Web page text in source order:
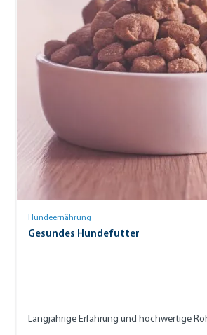
Hundeernährung
Gesundes Hundefutter
Langjährige Erfahrung und hochwertige